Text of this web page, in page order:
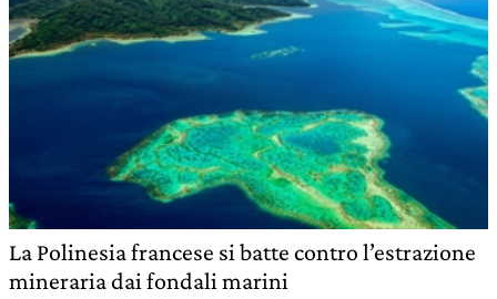
La Polinesia francese si batte contro l’estrazione
mineraria dai fondali marini